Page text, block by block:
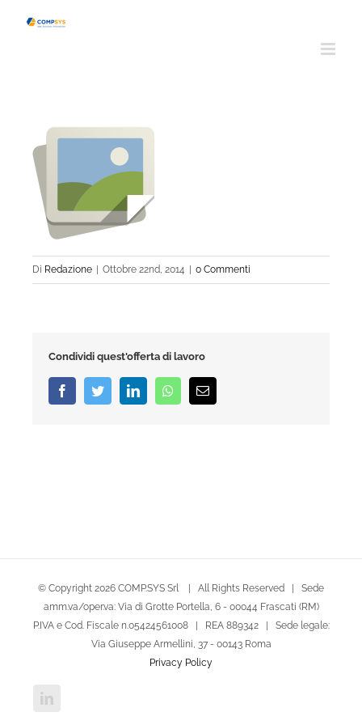
Di Redazione Ottobre 22nd, 2014 0 Commenti
Condividi quest'offerta di lavoro
FacebookTwitterLinkedInWhatsappEmail
© Copyright 2026 COMP.SYS Srl | All Rights Reserved | Sede
amm.va/oper.va: Via di Grotte Portella, 6 - 00044 Frascati (RM)
P.IVA e Cod. Fiscale n.05424561008 | REA 889342 | Sede legale:
Via Giuseppe Armellini, 37 - 00143 Roma
Privacy Policy
LinkedIn